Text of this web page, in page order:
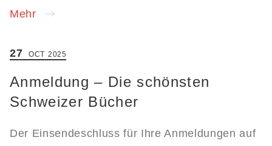
Mehr
27 OCT 2025
Anmeldung – Die schönsten
Schweizer Bücher
Der Einsendeschluss für Ihre Anmeldungen auf